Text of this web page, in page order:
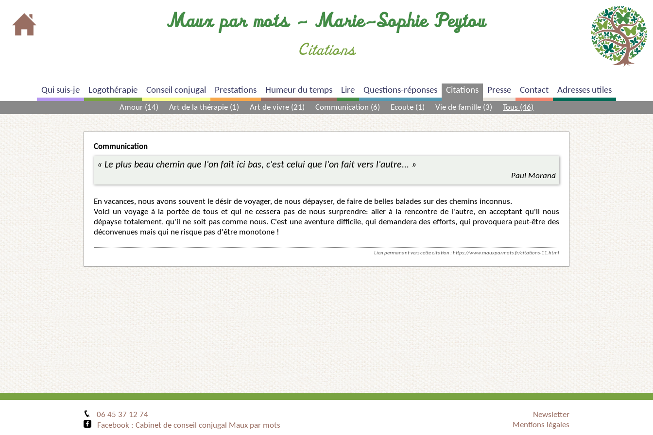
Maux par mots – Marie-Sophie Peytou
Citations
Qui suis-je Logothérapie Conseil conjugal Prestations Humeur du temps Lire Questions-réponses Citations Presse Contact Adresses utiles
Amour (14) Art de la thérapie (1) Art de vivre (21) Communication (6) Ecoute (1) Vie de famille (3) Tous (46)
Communication
« Le plus beau chemin que l'on fait ici bas, c'est celui que l'on fait vers l'autre... »
Paul Morand
En vacances, nous avons souvent le désir de voyager, de nous dépayser, de faire de belles balades sur des chemins inconnus.
Voici un voyage à la portée de tous et qui ne cessera pas de nous surprendre: aller à la rencontre de l'autre, en acceptant qu'il nous
dépayse totalement, qu'il ne soit pas comme nous. C'est une aventure difficile, qui demandera des efforts, qui provoquera peut-être des
déconvenues mais qui ne risque pas d'être monotone !
Lien permanant vers cette citation : https://www.mauxparmots.fr/citations-11.html
Newsletter
Mentions légales
06 45 37 12 74
Facebook : Cabinet de conseil conjugal Maux par mots